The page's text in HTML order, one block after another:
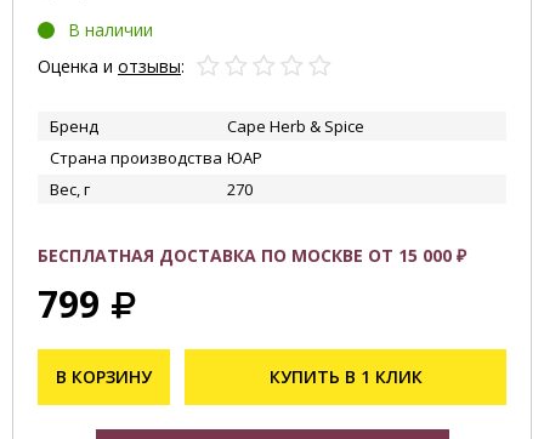
В наличии
Оценка и отзывы:
Бренд
Cape Herb & Spice
Страна производства ЮАР
Вес, г
270
БЕСПЛАТНАЯ ДОСТАВКА ПО МОСКВЕ ОТ 15 000 ₽
799
В КОРЗИНУ КУПИТЬ В 1 КЛИК